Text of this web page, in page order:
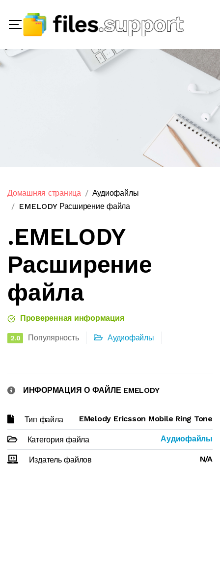
Домашняя страница
Аудиофайлы
EMELODY Расширение файла
.EMELODY
Расширение
файла
Проверенная информация
2.0 Популярность Аудиофайлы
ИНФОРМАЦИЯ О ФАЙЛЕ EMELODY
Тип файла EMelody Ericsson Mobile Ring Tone
Категория файла Аудиофайлы
Издатель файлов N/A